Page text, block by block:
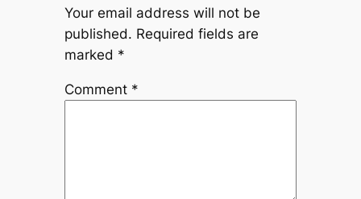
Your email address will not be
published. Required fields are
marked *
Comment *